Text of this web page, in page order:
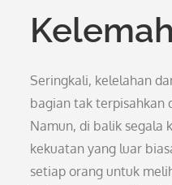
Seringkali, kelelahan
bagian tak terpisahkan
Namun, di balik segala
kekuatan yang luar
setiap orang untuk